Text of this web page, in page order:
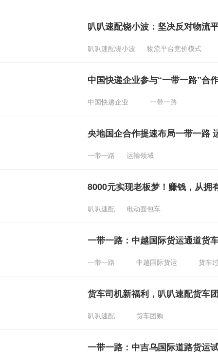
叭叭速配饶小波：坚决反对物流
叭叭速配饶小波 物流平台竞价模式
中国快递企业参与“一带一路”合
中国快递企业 一带一路
央地国企合作提速布局一带一路
一带一路 运输领域
8000元实现老板梦！赚钱，从拥
叭叭速配 电动面包车
一带一路：中越国际货运通道货
一带一路 中越国际货运 货车
货车司机新福利，叭叭速配货车
叭叭速配 货车团购
一带一路：中吉乌国际道路货运